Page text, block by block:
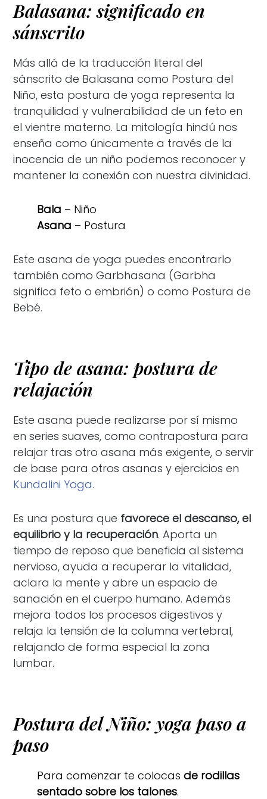
Balasana: significado en
sánscrito
Más allá de la traducción literal del
sánscrito de Balasana como Postura del
Niño, esta postura de yoga representa la
tranquilidad y vulnerabilidad de un feto en
el vientre materno. La mitología hindú nos
enseña como únicamente a través de la
inocencia de un niño podemos reconocer y
mantener la conexión con nuestra divinidad.
Bala – Niño
Asana – Postura
Este asana de yoga puedes encontrarlo
también como Garbhasana (Garbha
significa feto o embrión) o como Postura de
Bebé.
Tipo de asana: postura de
relajación
Este asana puede realizarse por sí mismo
en series suaves, como contrapostura para
relajar tras otro asana más exigente, o servir
de base para otros asanas y ejercicios en
Kundalini Yoga.
Es una postura que favorece el descanso, el
equilibrio y la recuperación. Aporta un
tiempo de reposo que beneficia al sistema
nervioso, ayuda a recuperar la vitalidad,
aclara la mente y abre un espacio de
sanación en el cuerpo humano. Además
mejora todos los procesos digestivos y
relaja la tensión de la columna vertebral,
relajando de forma especial la zona
lumbar.
Postura del Niño: yoga paso a
paso
Para comenzar te colocas de rodillas
sentado sobre los talones.